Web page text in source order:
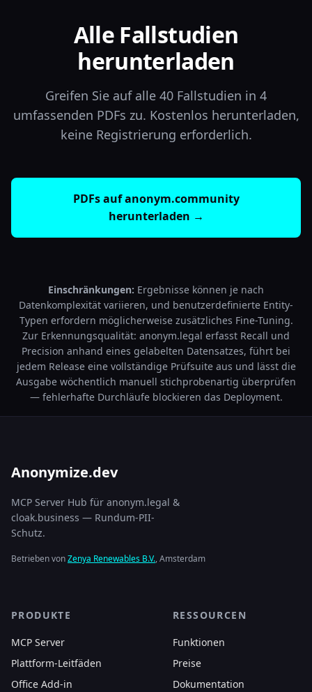
Alle Fallstudien
herunterladen
Greifen Sie auf alle 40 Fallstudien in 4
umfassenden PDFs zu. Kostenlos herunterladen,
keine Registrierung erforderlich.
PDFs auf anonym.community
herunterladen →
Einschränkungen: Ergebnisse können je nach
Datenkomplexität variieren, und benutzerdefinierte Entity-
Typen erfordern möglicherweise zusätzliches Fine-Tuning.
Zur Erkennungsqualität: anonym.legal erfasst Recall und
Precision anhand eines gelabelten Datensatzes, führt bei
jedem Release eine vollständige Prüfsuite aus und lässt die
Ausgabe wöchentlich manuell stichprobenartig überprüfen
— fehlerhafte Durchläufe blockieren das Deployment.
Anonymize.dev
MCP Server Hub für anonym.legal &
cloak.business — Rundum-PII-
Schutz.
Betrieben vonZenya Renewables B.V., Amsterdam
PRODUKTE
MCP Server
Plattform-Leitfäden
Office Add-in
RESSOURCEN
Funktionen
Preise
Dokumentation